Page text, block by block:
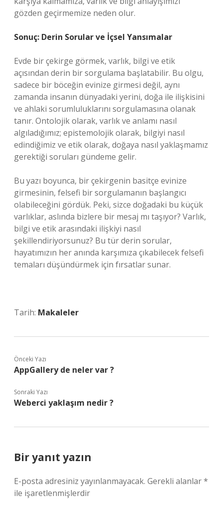
gözden geçirmemize neden olur.
Sonuç: Derin Sorular ve İçsel Yansımalar
Evde bir çekirge görmek, varlık, bilgi ve etik
açısından derin bir sorgulama başlatabilir. Bu olgu,
sadece bir böceğin evinize girmesi değil, aynı
zamanda insanın dünyadaki yerini, doğa ile ilişkisini
ve ahlaki sorumluluklarını sorgulamasına olanak
tanır. Ontolojik olarak, varlık ve anlamı nasıl
algıladığımız; epistemolojik olarak, bilgiyi nasıl
edindiğimiz ve etik olarak, doğaya nasıl yaklaşmamız
gerektiği soruları gündeme gelir.
Bu yazı boyunca, bir çekirgenin basitçe evinize
girmesinin, felsefi bir sorgulamanın başlangıcı
olabileceğini gördük. Peki, sizce doğadaki bu küçük
varlıklar, aslında bizlere bir mesaj mı taşıyor? Varlık,
bilgi ve etik arasındaki ilişkiyi nasıl
şekillendiriyorsunuz? Bu tür derin sorular,
hayatımızın her anında karşımıza çıkabilecek felsefi
temaları düşündürmek için fırsatlar sunar.
Tarih: Makaleler
Önceki Yazı
AppGallery de neler var ?
Sonraki Yazı
Weberci yaklaşım nedir ?
Bir yanıt yazın
E-posta adresiniz yayınlanmayacak. Gerekli alanlar*
ile işaretlenmişlerdir